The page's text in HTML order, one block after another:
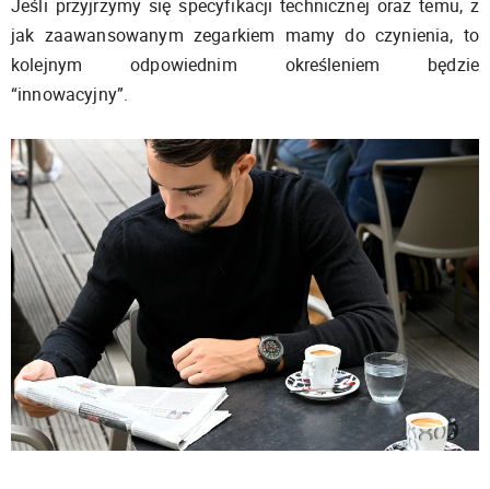
Jeśli przyjrzymy się specyfikacji technicznej oraz temu, z
jak zaawansowanym zegarkiem mamy do czynienia, to
kolejnym odpowiednim określeniem będzie
“innowacyjny”.